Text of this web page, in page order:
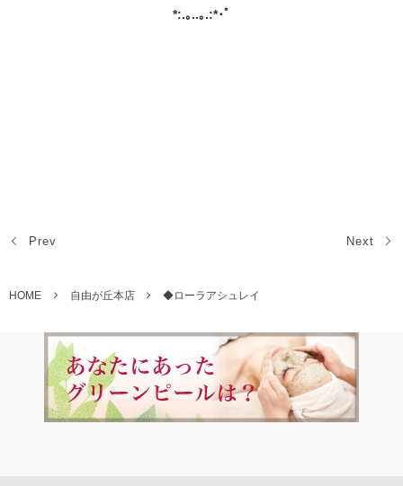
*:.｡..｡.:*･ﾟ
Prev Next
HOME 自由が丘本店 ◆ローラアシュレイ